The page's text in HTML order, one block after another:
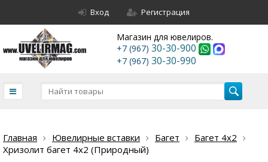
Вход Регистрация
Магазин для ювелиров.
+7 (967) 30-30-900
+7 (967) 30-30-990
Главная Ювелирные вставки Багет
Багет 4х2
Хризолит багет 4х2 (Природный)